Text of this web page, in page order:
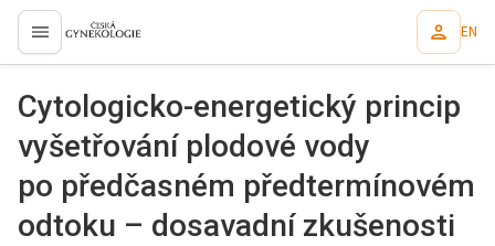
proLékaře.cz EN
Cytologicko-energetický princip
vyšetřování plodové vody
po předčasném předtermínovém
odtoku – dosavadní zkušenosti